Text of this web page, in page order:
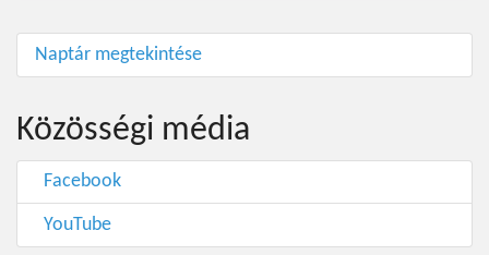
Naptár megtekintése
Közösségi média
Facebook
YouTube